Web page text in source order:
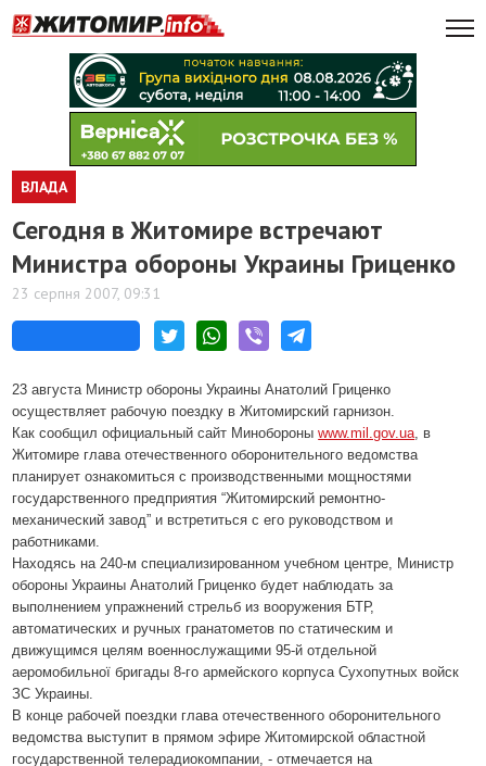
ВЛАДА
Сегодня в Житомире встречают
Министра обороны Украины Гриценко
23 серпня 2007, 09:31
23 августа Министр обороны Украины Анатолий Гриценко
осуществляет рабочую поездку в Житомирский гарнизон.
Как сообщил официальный сайт Минобороныwww.mil.gov.ua, в
Житомире глава отечественного оборонительного ведомства
планирует ознакомиться с производственными мощностями
государственного предприятия “Житомирский ремонтно-
механический завод” и встретиться с его руководством и
работниками.
Находясь на 240-м специализированном учебном центре, Министр
обороны Украины Анатолий Гриценко будет наблюдать за
выполнением упражнений стрельб из вооружения БТР,
автоматических и ручных гранатометов по статическим и
движущимся целям военнослужащими 95-й отдельной
аеромобильної бригады 8-го армейского корпуса Сухопутных войск
ЗС Украины.
В конце рабочей поездки глава отечественного оборонительного
ведомства выступит в прямом эфире Житомирской областной
государственной телерадиокомпании, - отмечается на